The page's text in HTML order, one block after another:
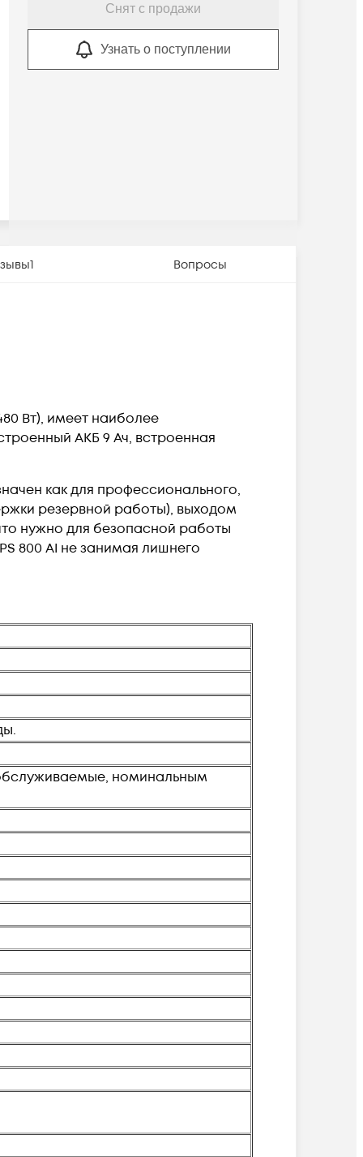
Снят с продажи
Узнать о поступлении
1 Вопросы
Вт), имеет наиболее
АКБ 9 Ач, встроенная
как для профессионального,
резервной работы), выходом
нужно для безопасной работы
800 AI не занимая лишнего
номинальным